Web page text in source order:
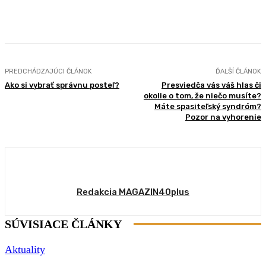
PREDCHÁDZAJÚCI ČLÁNOK
Ako si vybrať správnu posteľ?
ĎALŠÍ ČLÁNOK
Presviedča vás váš hlas či
okolie o tom, že niečo musíte?
Máte spasiteľský syndróm?
Pozor na vyhorenie
Redakcia MAGAZIN40plus
SÚVISIACE ČLÁNKY
Aktuality